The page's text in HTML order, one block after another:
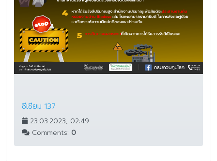
ซีเซียม 137
23.03.2023, 02:49
Comments: 0